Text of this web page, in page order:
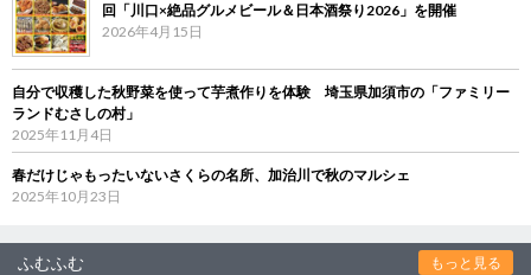
回「川口×絶品グルメビール＆日本酒祭り2026」を開催
2026年4月15日
自分で収穫した秋野菜を使って芋煮作りを体験 埼玉県加須市の「ファミリー
ランドむさしの村」
2025年11月4日
春だけじゃもったいないさくらの名所、加治川で秋のマルシェ
2025年10月23日
ふむふむ もっと見る